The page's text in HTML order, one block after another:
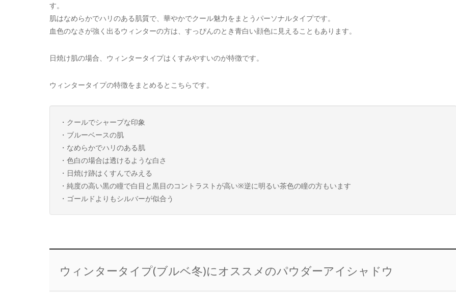
す。
肌はなめらかでハリのある肌質で、華やかでクール魅力をまとうパーソナルタイプです。
血色のなさが強く出るウィンターの方は、すっぴんのとき青白い顔色に見えることもあります。
日焼け肌の場合、ウィンタータイプはくすみやすいのが特徴です。
ウィンタータイプの特徴をまとめるとこちらです。
・クールでシャープな印象
・ブルーベースの肌
・なめらかでハリのある肌
・色白の場合は透けるような白さ
・日焼け跡はくすんでみえる
・純度の高い黒の瞳で白目と黒目のコントラストが高い※逆に明るい茶色の瞳の方もいます
・ゴールドよりもシルバーが似合う
ウィンタータイプ(ブルベ冬)にオススメのパウダーアイシャドウ